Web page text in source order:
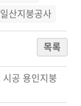
산지붕공사
목록
공 용인지붕